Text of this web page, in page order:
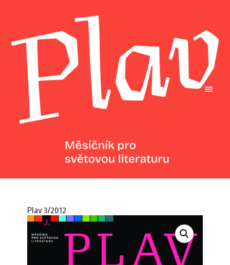
Plav 3/2012